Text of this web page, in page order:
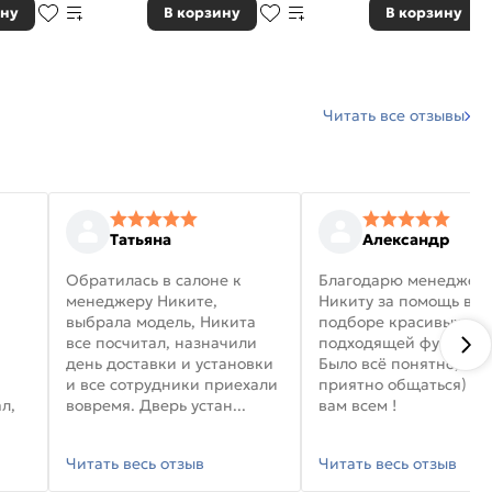
В корзину В корзину
Читать все отзывы
Татьяна
Обратилась в салоне к
менеджеру Никите,
выбрала модель, Никита
все посчитал, назначили
день доставки и установки
и все сотрудники приехали
вовремя. Дверь устан...
Читать весь отзыв
Александр
Благодарю
Никиту за помощь в
подборе красивых
подходящей
Было всё понятно, и
приятно общаться)
вам всем !
Читать весь отзыв